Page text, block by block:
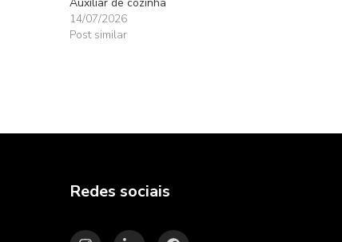
14/07/2026
Post similar
Redes sociais